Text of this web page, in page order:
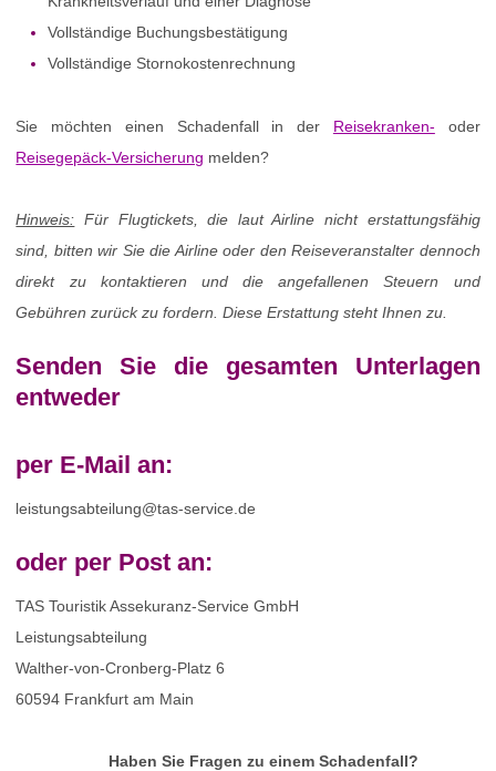
Vollständige Buchungsbestätigung
Vollständige Stornokostenrechnung
Sie möchten einen Schadenfall in der Reisekranken- oder
Reisegepäck-Versicherung melden?
Hinweis: Für Flugtickets, die laut Airline nicht erstattungsfähig
sind, bitten wir Sie die Airline oder den Reiseveranstalter dennoch
direkt zu kontaktieren und die angefallenen Steuern und
Gebühren zurück zu fordern. Diese Erstattung steht Ihnen zu.
Senden Sie die gesamten Unterlagen
entweder
per E-Mail an:
leistungsabteilung@tas-service.de
oder per Post an:
TAS Touristik Assekuranz-Service GmbH
Leistungsabteilung
Walther-von-Cronberg-Platz 6
60594 Frankfurt am Main
Haben Sie Fragen zu einem Schadenfall?